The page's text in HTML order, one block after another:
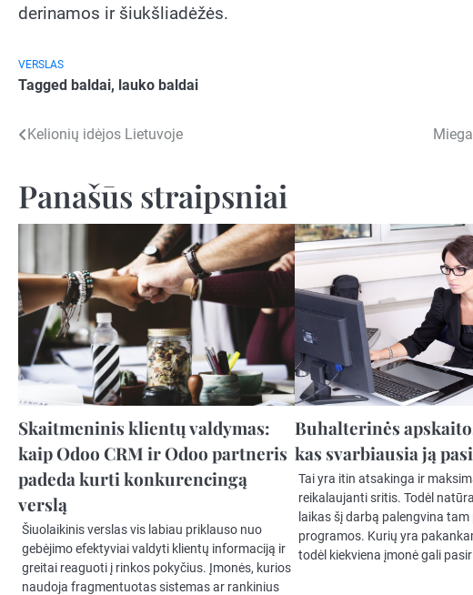
derinamos ir šiukšliadėžės.
VERSLAS
Tagged baldai, lauko baldai
Navigacija
įrašų
Kelionių idėjos Lietuvoje
Panašūs straipsniai
Skaitmeninis klientų valdymas:
kaip Odoo CRM ir Odoo partneris
padeda kurti konkurencingą
verslą
Šiuolaikinis verslas vis labiau priklauso nuo
gebėjimo efektyviai valdyti klientų informaciją ir
greitai reaguoti į rinkos pokyčius. Įmonės, kurios
naudoja fragmentuotas sistemas ar rankinius
Buhalterinės
kas svarbiausia ją
Tai yra itin atsakinga ir
reikalaujanti sritis. Todėl
laikas šį darbą palengvina
programos. Kurių yra
todėl kiekviena įmonė gali